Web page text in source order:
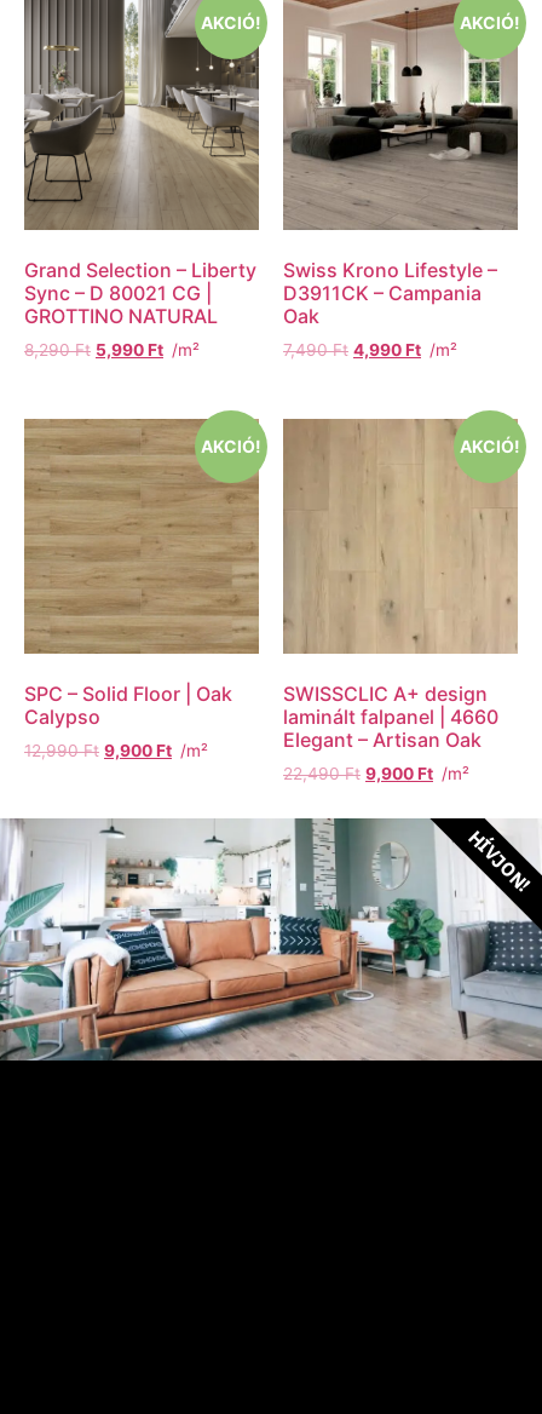
AKCIÓ!
Grand Selection – Liberty
Sync – D 80021 CG |
GROTTINO NATURAL
8,290Ft 5,990Ft /m²
AKCIÓ!
Swiss Krono Lifestyle –
D3911CK – Campania
Oak
7,490Ft 4,990Ft /m²
AKCIÓ!
SPC – Solid Floor | Oak
Calypso
12,990Ft 9,900Ft /m²
AKCIÓ!
SWISSCLIC A+ design
laminált falpanel | 4660
Elegant – Artisan Oak
22,490Ft 9,900Ft /m²
HÍVJON!